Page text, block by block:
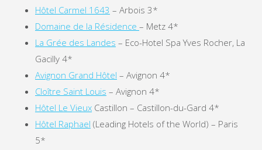
Hôtel Carmel 1643 – Arbois 3*
Domaine de la Résidence – Metz 4*
La Grée des Landes – Eco-Hotel Spa Yves Rocher, La
Gacilly 4*
Avignon Grand Hôtel – Avignon 4*
Cloître Saint Louis – Avignon 4*
Hôtel Le Vieux Castillon – Castillon-du-Gard 4*
Hôtel Raphael (Leading Hotels of the World) – Paris
5*